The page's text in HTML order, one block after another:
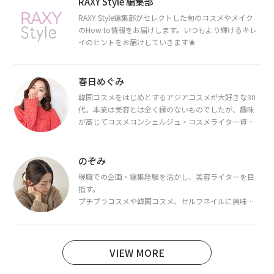
RAXY Style編集部がセレクトした旬のコスメやメイク
のHow to情報をお届けします。いつもより輝けるキレ
イのヒントをお届けしていきます★
春日めぐみ
韓国コスメをはじめとするアジアコスメが大好きな30
代。本業は美容とは全く縁のないものでしたが、趣味
が高じてコスメコンシェルジュ・コスメライター資格
断・骨格診断によるイメージコンサルティングも行っ
のぞみ
現職での企画・編集経験を活かし、美容ライターを目
指す。
プチプラコスメや韓国コスメ、セルフネイルに興味が
VIEW MORE